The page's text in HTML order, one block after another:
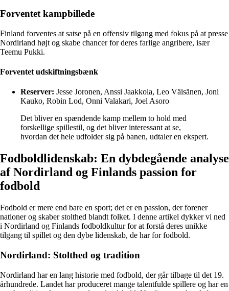
Forventet kampbillede
Finland forventes at satse på en offensiv tilgang med fokus på at presse
Nordirland højt og skabe chancer for deres farlige angribere, især
Teemu Pukki.
Forventet udskiftningsbænk
Reserver: Jesse Joronen, Anssi Jaakkola, Leo Väisänen, Joni
Kauko, Robin Lod, Onni Valakari, Joel Asoro
Det bliver en spændende kamp mellem to hold med
forskellige spillestil, og det bliver interessant at se,
hvordan det hele udfolder sig på banen, udtaler en ekspert.
Fodboldlidenskab: En dybdegående analyse
af Nordirland og Finlands passion for
fodbold
Fodbold er mere end bare en sport; det er en passion, der forener
nationer og skaber stolthed blandt folket. I denne artikel dykker vi ned
i Nordirland og Finlands fodboldkultur for at forstå deres unikke
tilgang til spillet og den dybe lidenskab, de har for fodbold.
Nordirland: Stolthed og tradition
Nordirland har en lang historie med fodbold, der går tilbage til det 19.
århundrede. Landet har produceret mange talentfulde spillere og har en